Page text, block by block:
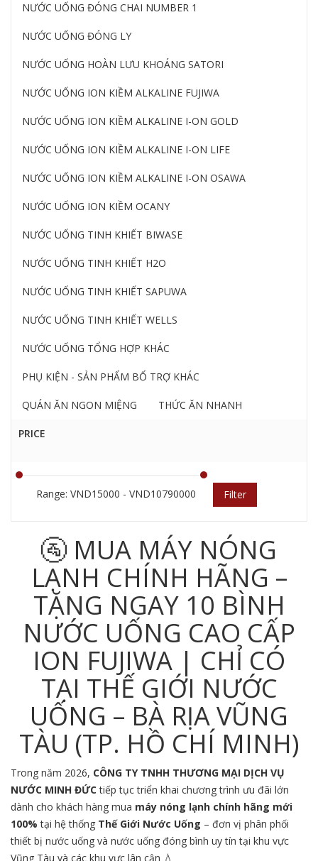
NƯỚC UỐNG ĐÓNG CHAI NUMBER 1
NƯỚC UỐNG ĐÓNG LY
NƯỚC UỐNG HOÀN LƯU KHOÁNG SATORI
NƯỚC UỐNG ION KIỀM ALKALINE FUJIWA
NƯỚC UỐNG ION KIỀM ALKALINE I-ON GOLD
NƯỚC UỐNG ION KIỀM ALKALINE I-ON LIFE
NƯỚC UỐNG ION KIỀM ALKALINE I-ON OSAWA
NƯỚC UỐNG ION KIỀM OCANY
NƯỚC UỐNG TINH KHIẾT BIWASE
NƯỚC UỐNG TINH KHIẾT H2O
NƯỚC UỐNG TINH KHIẾT SAPUWA
NƯỚC UỐNG TINH KHIẾT WELLS
NƯỚC UỐNG TỔNG HỢP KHÁC
PHỤ KIỆN - SẢN PHẨM BỔ TRỢ KHÁC
QUÁN ĂN NGON MIỆNG THỨC ĂN NHANH
PRICE
Range: VND15000 - VND10790000 Filter
🚰 MUA MÁY NÓNG
LẠNH CHÍNH HÃNG –
TẶNG NGAY 10 BÌNH
NƯỚC UỐNG CAO CẤP
ION FUJIWA | CHỈ CÓ
TẠI THẾ GIỚI NƯỚC
UỐNG – BÀ RỊA VŨNG
TÀU (TP. HỒ CHÍ MINH)
Trong năm 2026, CÔNG TY TNHH THƯƠNG MẠI DỊCH VỤ
NƯỚC MINH ĐỨCtiếp tục triển khai chương trình ưu đãi lớn
dành cho khách hàng mua máy nóng lạnh chính hãng mới
100% tại hệ thống Thế Giới Nước Uống – đơn vị phân phối
thiết bị nước uống và nước uống đóng bình uy tín tại khu vực
Vũng Tàu và các khu vực lân cận 💧